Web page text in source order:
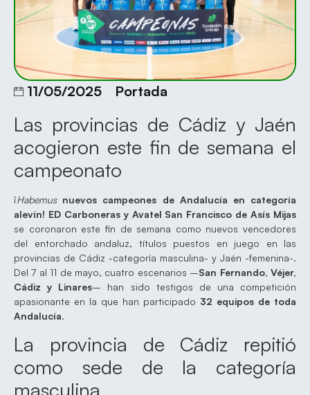
11/05/2025 Portada
Las provincias de Cádiz y Jaén
acogieron este fin de semana el
campeonato
¡Habemus nuevos campeones de Andalucía en categoría
alevín! ED Carboneras y Avatel San Francisco de Asís Mijas
se coronaron este fin de semana como nuevos vencedores
del entorchado andaluz, títulos puestos en juego en las
provincias de Cádiz -categoría masculina- y Jaén -femenina-.
Del 7 al 11 de mayo, cuatro escenarios –San Fernando, Véjer,
Cádiz y Linares– han sido testigos de una competición
apasionante en la que han participado 32 equipos de toda
Andalucía.
La provincia de Cádiz repitió
como sede de la categoría
masculina